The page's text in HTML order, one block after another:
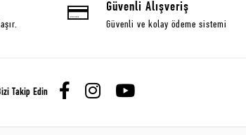
Güvenli Alışveriş
Güvenli ve kolay ödeme sistemi
Takip Edin